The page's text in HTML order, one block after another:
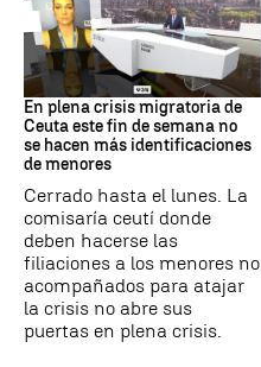
Crisis en Ceuta
En plena crisis migratoria de
Ceuta este fin de semana no
se hacen más identificaciones
de menores
Cerrado hasta el lunes. La
comisaría ceutí donde
deben hacerse las
filiaciones a los menores no
acompañados para atajar
la crisis no abre sus
puertas en plena crisis.